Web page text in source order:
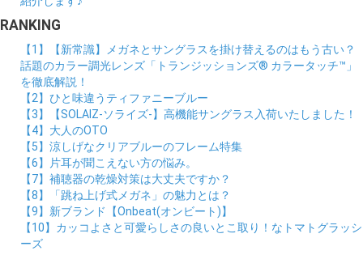
RANKING
【1】【新常識】メガネとサングラスを掛け替えるのはもう古い？
話題のカラー調光レンズ「トランジッションズ® カラータッチ™」
を徹底解説！
【2】ひと味違うティファニーブルー
【3】【SOLAIZ-ソライズ-】高機能サングラス入荷いたしました！
【4】大人のOTO
【5】涼しげなクリアブルーのフレーム特集
【6】片耳が聞こえない方の悩み。
【7】補聴器の乾燥対策は大丈夫ですか？
【8】「跳ね上げ式メガネ」の魅力とは？
【9】新ブランド【Onbeat(オンビート)】
【10】カッコよさと可愛らしさの良いとこ取り！なトマトグラッシ
ーズ